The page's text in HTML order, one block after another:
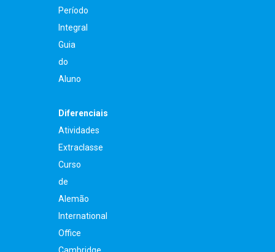
Período
Integral
Guia
do
Aluno
Diferenciais
Atividades
Extraclasse
Curso
de
Alemão
International
Office